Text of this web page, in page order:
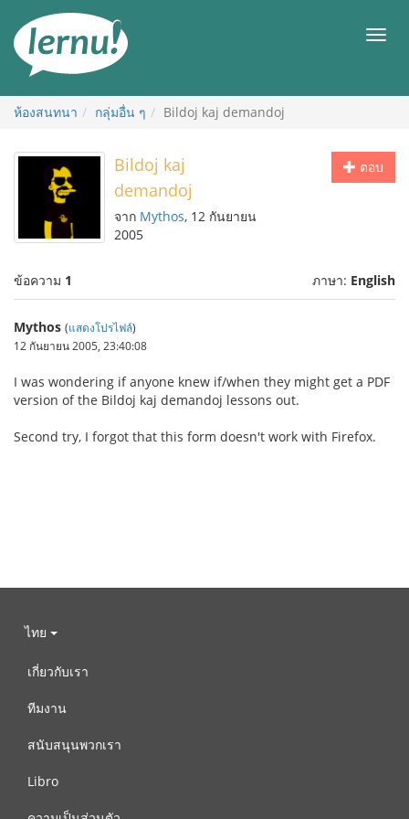
สารบัญ
เมนู
ห้องสนทนา กลุ่มอื่น ๆ Bildoj kaj demandoj
ตอบ
Bildoj kaj
demandoj
จาก Mythos, 12 กันยายน
2005
ข้อความ 1 ภาษา: English
Mythos (แสดงโปรไฟล์)
12 กันยายน 2005, 23:40:08
I was wondering if anyone knew if/when they might get a PDF
version of the Bildoj kaj demandoj lessons out.
Second try, I forgot that this form doesn't work with Firefox.
ไทย
เกี่ยวกับเรา
ทีมงาน
สนับสนุนพวกเรา
Libro